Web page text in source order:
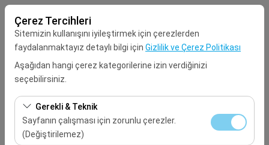
Çerez Tercihleri
Sitemizin kullanışını iyileştirmek için çerezlerden
faydalanmaktayız detaylı bilgi için Gizlilik ve Çerez Politikası
Aşağıdan hangi çerez kategorilerine izin verdiğinizi
seçebilirsiniz.
Gerekli & Teknik
Sayfanın çalışması için zorunlu çerezler.
(Değiştirilemez)
Seçiniz